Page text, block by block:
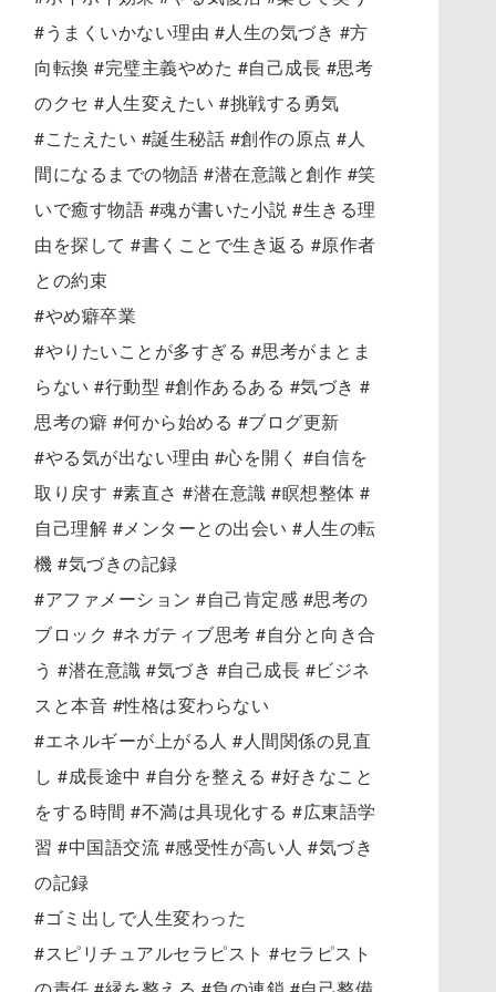
#うまくいかない理由 #人生の気づき #方
向転換 #完璧主義やめた #自己成長 #思考
のクセ #人生変えたい #挑戦する勇気
#こたえたい #誕生秘話 #創作の原点 #人
間になるまでの物語 #潜在意識と創作 #笑
いで癒す物語 #魂が書いた小説 #生きる理
由を探して #書くことで生き返る #原作者
との約束
#やめ癖卒業
#やりたいことが多すぎる #思考がまとま
らない #行動型 #創作あるある #気づき #
思考の癖 #何から始める #ブログ更新
#やる気が出ない理由 #心を開く #自信を
取り戻す #素直さ #潜在意識 #瞑想整体 #
自己理解 #メンターとの出会い #人生の転
機 #気づきの記録
#アファメーション #自己肯定感 #思考の
ブロック #ネガティブ思考 #自分と向き合
う #潜在意識 #気づき #自己成長 #ビジネ
スと本音 #性格は変わらない
#エネルギーが上がる人 #人間関係の見直
し #成長途中 #自分を整える #好きなこと
をする時間 #不満は具現化する #広東語学
習 #中国語交流 #感受性が高い人 #気づき
の記録
#ゴミ出しで人生変わった
#スピリチュアルセラピスト #セラピスト